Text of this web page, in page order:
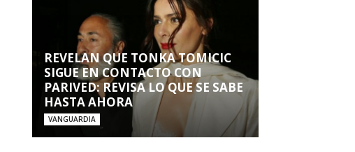
REVELAN QUE TONKA TOMICIC
SIGUE EN CONTACTO CON
PARIVED: REVISA LO QUE SE SABE
HASTA AHORA
VANGUARDIA